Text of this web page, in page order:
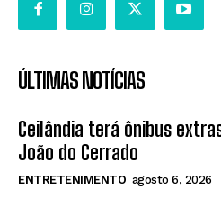
ÚLTIMAS NOTÍCIAS
Ceilândia terá ônibus
João do Cerrado
ENTRETENIMENTO agosto 6, 2026